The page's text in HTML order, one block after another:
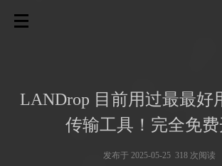
LANDrop 目前用过最最好
传输工具！完全免
发布于 2025-05-25 318 次阅读